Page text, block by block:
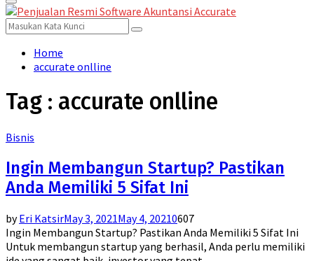
for:
Primary
Menu
Search
for:
Search
Home
accurate onlline
Tag : accurate onlline
Bisnis
Ingin Membangun Startup? Pastikan
Anda Memiliki 5 Sifat Ini
byEri KatsirMay 3, 2021May 4, 20210607
Ingin Membangun Startup? Pastikan Anda Memiliki 5 Sifat Ini
Untuk membangun startup yang berhasil, Anda perlu memiliki